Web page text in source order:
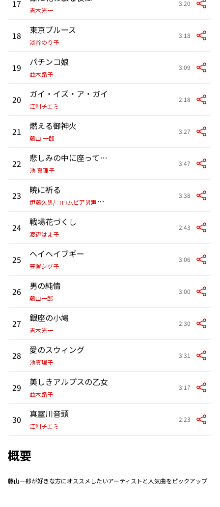
17
青木光一
3:20
18 東京ブルース
淡谷のり子
3:18
19 パチンコ娘
並木路子
3:09
20 ガイ・イズ・ア・ガイ
江利チエミ
2:18
21 燃える御神火
藤山 一郎
3:27
22 悲しみの中に座ってみよう
池 真理子
3:47
23
暁に祈る
伊
藤久男/コロムビア男声合唱団
3:38
24 戦場花づくし
渡辺はま子
2:43
25 ヘイヘイブギー
笠置シヅ子
3:06
26 男の純情
藤山一郎
3:00
27 銀座の小鳩
青木光一
2:30
28 愛のスウィング
池真理子
3:31
29 美しきアルプスの乙女
並木路子
3:17
30 真室川音頭
江利チエミ
2:23
概要
藤山一郎が好きな方にオススメしたいアーティストと人気曲をピックアップ